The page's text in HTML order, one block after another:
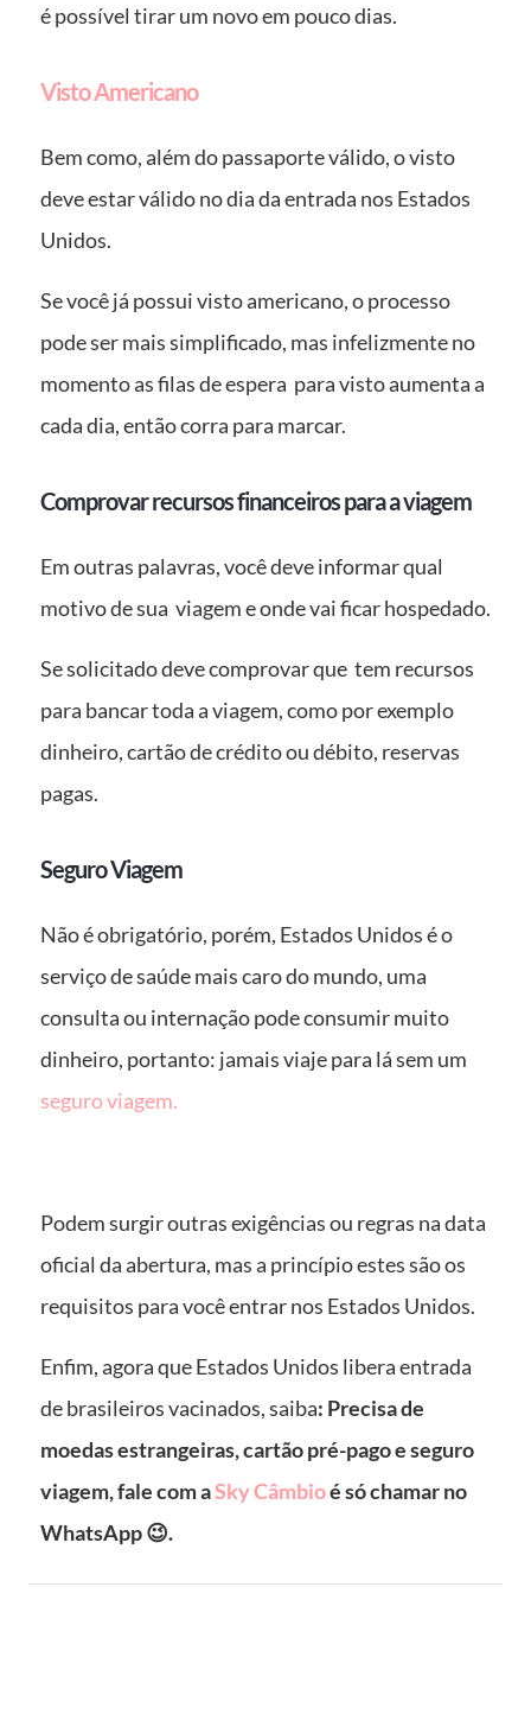
é possível tirar um novo em pouco dias.
Visto Americano
Bem como, além do passaporte válido, o visto
deve estar válido no dia da entrada nos Estados
Unidos.
Se você já possui visto americano, o processo
pode ser mais simplificado, mas infelizmente no
momento as filas de espera para visto aumenta a
cada dia, então corra para marcar.
Comprovar recursos financeiros para a viagem
Em outras palavras, você deve informar qual
motivo de sua viagem e onde vai ficar hospedado.
Se solicitado deve comprovar que tem recursos
para bancar toda a viagem, como por exemplo
dinheiro, cartão de crédito ou débito, reservas
pagas.
Seguro Viagem
Não é obrigatório, porém, Estados Unidos é o
serviço de saúde mais caro do mundo, uma
consulta ou internação pode consumir muito
dinheiro, portanto: jamais viaje para lá sem um
seguro viagem.
Podem surgir outras exigências ou regras na data
oficial da abertura, mas a princípio estes são os
requisitos para você entrar nos Estados Unidos.
Enfim, agora que Estados Unidos libera entrada
de brasileiros vacinados, saiba: Precisa de
moedas estrangeiras, cartão pré-pago e seguro
viagem, fale com aSky Câmbioé só chamar no
WhatsApp😉.